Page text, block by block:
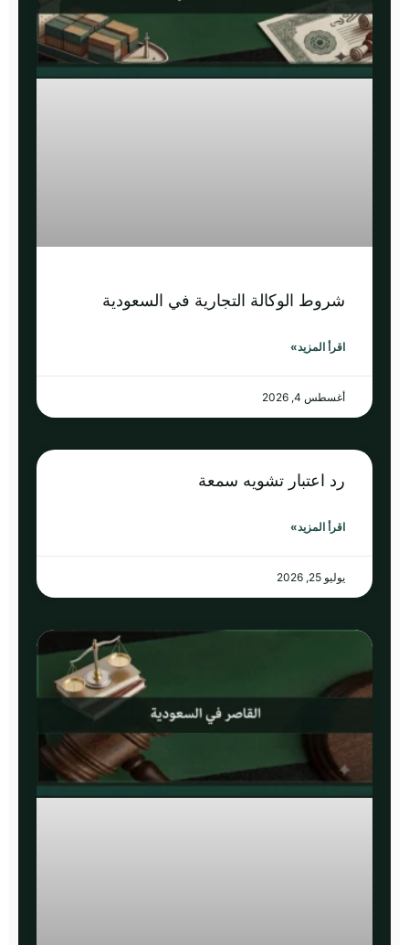
شروط الوكالة التجارية في السعودية
اقرأ المزيد»
أغسطس 4, 2026
رد اعتبار تشويه سمعة
اقرأ المزيد»
يوليو 25, 2026